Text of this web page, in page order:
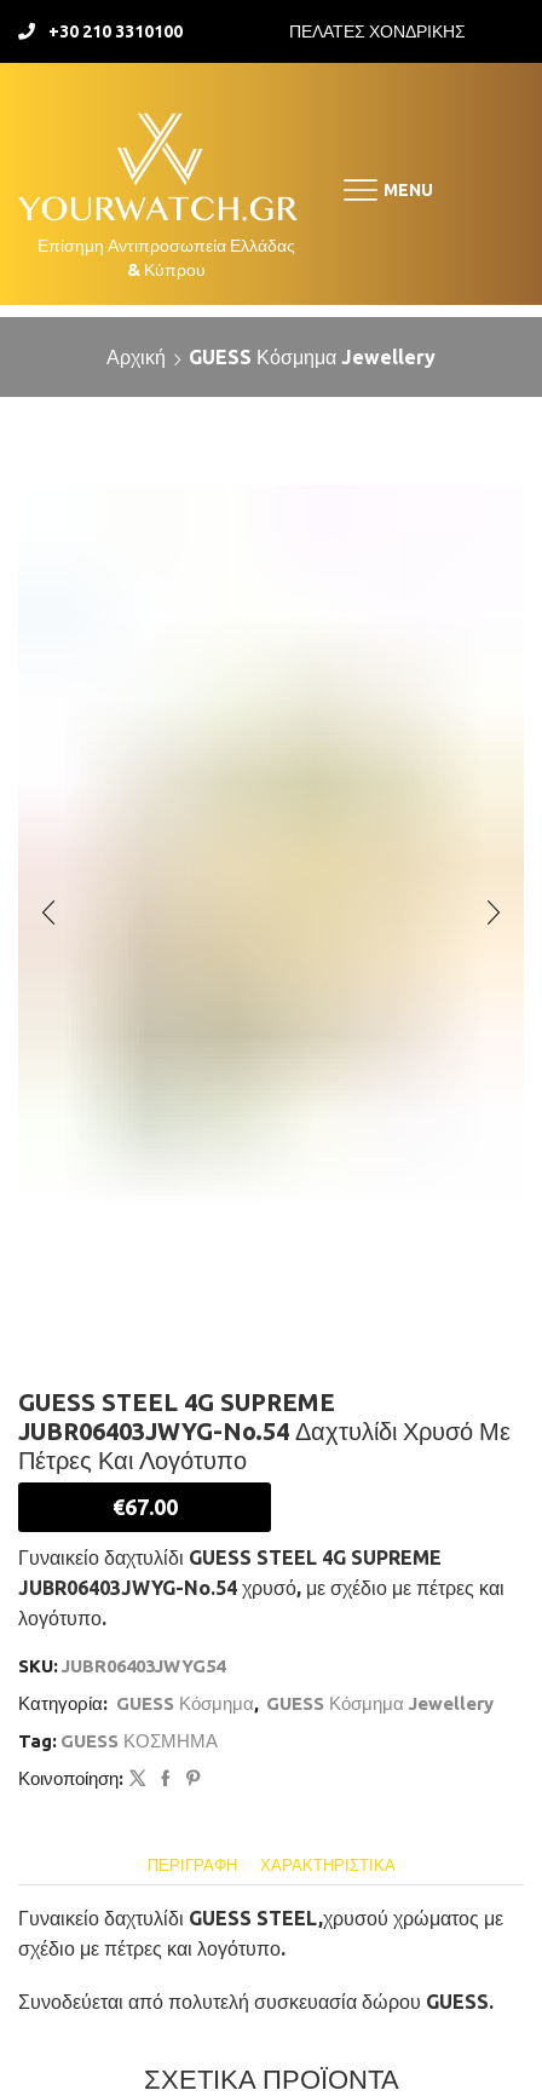
+30 210 3310100 ΠΕΛΑΤΕΣ ΧΟΝΔΡΙΚΗΣ
MENU
Αρχική GUESS Κόσμημα Jewellery
GUESS STEEL 4G SUPREME
JUBR06403JWYG-No.54 Δαχτυλίδι Χρυσό Με
Πέτρες Και Λογότυπο
€67.00
Γυναικείο δαχτυλίδι GUESS STEEL 4G SUPREME
JUBR06403JWYG-No.54 χρυσό, με σχέδιο με πέτρες και
λογότυπο.
SKU:JUBR06403JWYG54
Κατηγορία: GUESS Κόσμημα, GUESS Κόσμημα Jewellery
Tag: GUESS ΚΟΣΜΗΜΑ
Κοινοποίηση:
ΠΕΡΙΓΡΑΦΉ ΧΑΡΑΚΤΗΡΙΣΤΙΚΆ
Γυναικείο δαχτυλίδι GUESS STEEL,χρυσού χρώματος με
σχέδιο με πέτρες και λογότυπο.
Συνοδεύεται από πολυτελή συσκευασία δώρου GUESS.
ΣΧΕΤΙΚΑ ΠΡΟΪΟΝΤΑ